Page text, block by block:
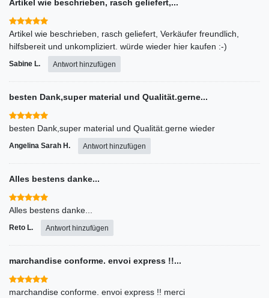
Artikel wie beschrieben, rasch geliefert,...
Artikel wie beschrieben, rasch geliefert, Verkäufer freundlich,
hilfsbereit und unkompliziert. würde wieder hier kaufen :-)
Sabine L. Antwort hinzufügen
besten Dank,super material und Qualität.gerne...
besten Dank,super material und Qualität.gerne wieder
Angelina Sarah H. Antwort hinzufügen
Alles bestens danke...
Alles bestens danke...
Reto L. Antwort hinzufügen
marchandise conforme. envoi express !!...
marchandise conforme. envoi express !! merci